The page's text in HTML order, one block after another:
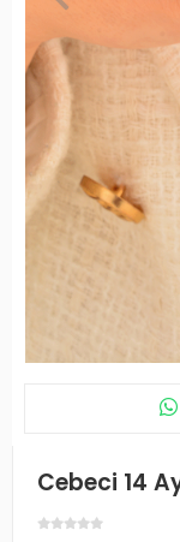
Cebeci 14